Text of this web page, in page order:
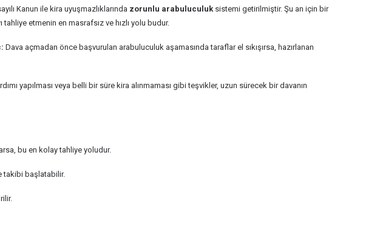
Kanun ile kira uyuşmazlıklarında zorunlu arabuluculuk sistemi getirilmiştir. Şu an için bir
tahliye etmenin en masrafsız ve hızlı yolu budur.
Dava açmadan önce başvurulan arabuluculuk aşamasında taraflar el sıkışırsa, hazırlanan
yapılması veya belli bir süre kira alınmaması gibi teşvikler, uzun sürecek bir davanın
bu en kolay tahliye yoludur.
takibi başlatabilir.